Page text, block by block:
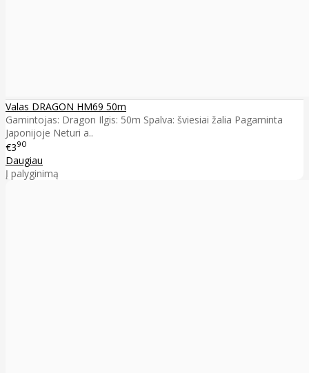
Valas DRAGON HM69 50m
Gamintojas: Dragon Ilgis: 50m Spalva: šviesiai žalia Pagaminta
Japonijoje Neturi a..
€390
Daugiau
Į palyginimą